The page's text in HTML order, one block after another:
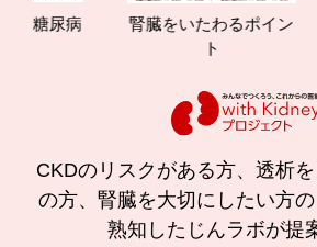
病
腎臓をいたわるポイン
CKDのリスクがある方、透析
の方、腎臓を大切にしたい方
熟知したじんラボが提